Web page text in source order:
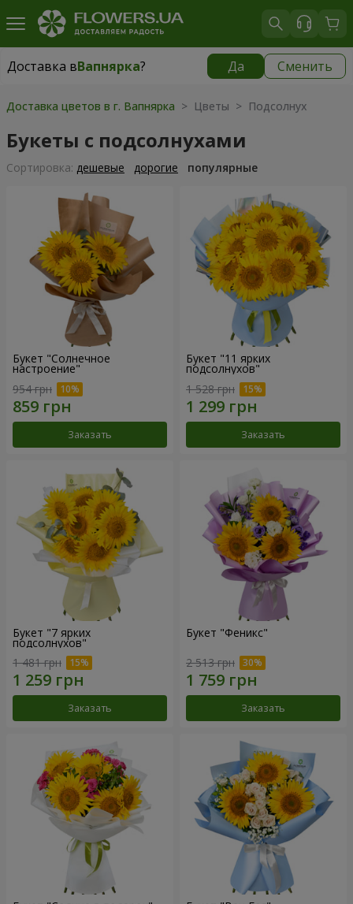
Доставка вВапнярка? Да Сменить
Доставка вВапнярка|
Доставка цветов в г. Вапнярка > Цветы > Подсолнух
Букеты с подсолнухами
Cортировка: дешевые дорогие популярные
Букет "Солнечное
настроение"
954 грн
Заказать
Букет "11 ярких
подсолнухов"
1 528 грн
Заказать
Букет "7 ярких
подсолнухов"
1 481 грн
Заказать
Букет "Феникс"
2 513 грн
Заказать